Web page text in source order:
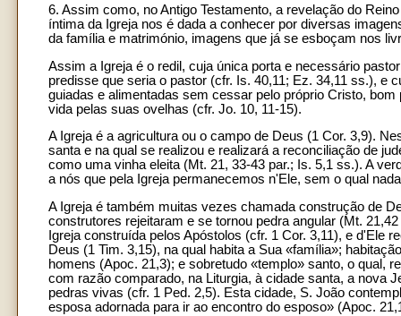
6. Assim como, no Antigo Testamento, a revelação do
íntima da Igreja nos é dada a conhecer por diversas
da família e matrimónio, imagens que já se esboçam nos
Assim a Igreja é o redil, cuja única porta e necessário
predisse que seria o pastor (cfr. Is. 40,11; Ez. 34,11 ss.), e
guiadas e alimentadas sem cessar pelo próprio Cristo,
vida pelas suas ovelhas (cfr. Jo. 10, 11-15).
A Igreja é a agricultura ou o campo de Deus (1 Cor. 3,9).
santa e na qual se realizou e realizará a reconciliação de
como uma vinha eleita (Mt. 21, 33-43 par.; Is. 5,1 ss.). A
a nós que pela Igreja permanecemos n'Ele, sem o qual
A Igreja é também muitas vezes chamada construção de
construtores rejeitaram e se tornou pedra angular (Mt.
Igreja construída pelos Apóstolos (cfr. 1 Cor. 3,11), e
Deus (1 Tim. 3,15), na qual habita a Sua «família»;
homens (Apoc. 21,3); e sobretudo «templo» santo, o qual,
com razão comparado, na Liturgia, à cidade santa, a nova
pedras vivas (cfr. 1 Ped. 2,5). Esta cidade, S. João
esposa adornada para ir ao encontro do esposo» (Apoc.